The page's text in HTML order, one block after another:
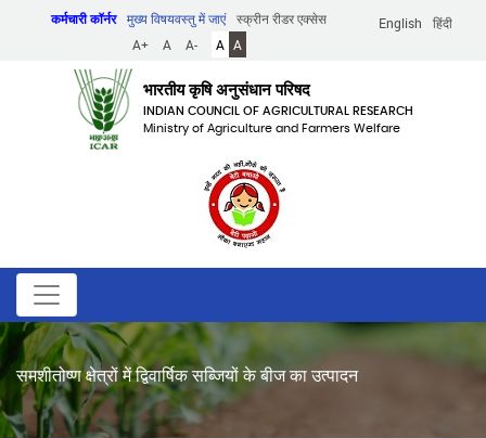
English हिंदी
कर्मचारी कॉर्नर मुख्य विषयवस्तु में जाएं
स्क्रीन रीडर एक्सेस
A+
A A- A A
भारतीय कृषि अनुसंधान परिषद
INDIAN COUNCIL OF AGRICULTURAL RESEARCH
Ministry of Agriculture and Farmers Welfare
समशीतोष्ण क्षेत्रों में द्विवार्षिक सब्जियों के बीज का उत्पादन